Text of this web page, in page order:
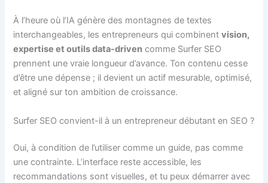
À l’heure où l’IA génère des montagnes de textes
interchangeables, les entrepreneurs qui combinentvision,
expertise et outils data-driven comme Surfer SEO
prennent une vraie longueur d’avance. Ton contenu cesse
d’être une dépense ; il devient un actif mesurable, optimisé,
et aligné sur ton ambition de croissance.
Surfer SEO convient-il à un entrepreneur débutant en SEO ?
Oui, à condition de l’utiliser comme un guide, pas comme
une contrainte. L’interface reste accessible, les
recommandations sont visuelles, et tu peux démarrer avec